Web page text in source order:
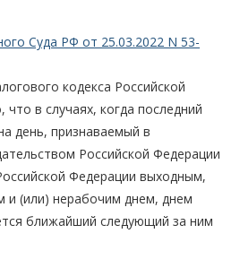
Суда РФ от 25.03.2022 N 53-
кодекса Российской
в случаях, когда последний
день, признаваемый в
Российской Федерации
Федерации выходным,
и (или) нерабочим днем, днем
ближайший следующий за ним